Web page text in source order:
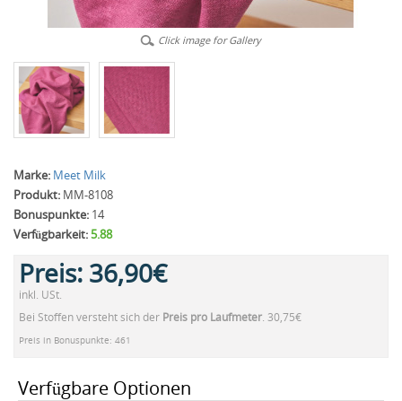
Click image for Gallery
Marke: Meet Milk
Produkt: MM-8108
Bonuspunkte: 14
Verfügbarkeit:5.88
Preis: 36,90€
inkl. USt.
Bei Stoffen versteht sich der Preis pro Laufmeter. 30,75€
Preis in Bonuspunkte: 461
Verfügbare Optionen